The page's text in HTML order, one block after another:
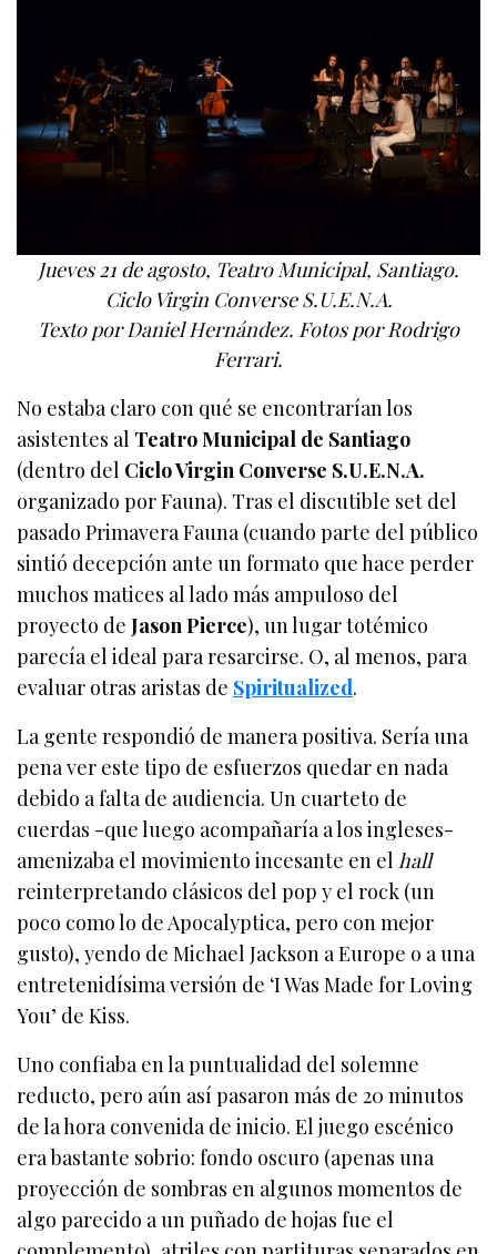
Jueves 21 de agosto, Teatro Municipal, Santiago.
Ciclo Virgin Converse S.U.E.N.A.
Texto por Daniel Hernández. Fotos por Rodrigo
Ferrari.
No estaba claro con qué se encontrarían los
asistentes al Teatro Municipal de Santiago
(dentro del Ciclo Virgin Converse S.U.E.N.A.
organizado por Fauna). Tras el discutible set del
pasado Primavera Fauna (cuando parte del público
sintió decepción ante un formato que hace perder
muchos matices al lado más ampuloso del
proyecto deJason Pierce), un lugar totémico
parecía el ideal para resarcirse. O, al menos, para
evaluar otras aristas de Spiritualized.
La gente respondió de manera positiva. Sería una
pena ver este tipo de esfuerzos quedar en nada
debido a falta de audiencia. Un cuarteto de
cuerdas -que luego acompañaría a los ingleses-
amenizaba el movimiento incesante en el hall
reinterpretando clásicos del pop y el rock (un
poco como lo de Apocalyptica, pero con mejor
gusto), yendo de Michael Jackson a Europe o a una
entretenidísima versión de ‘I Was Made for Loving
You’ de Kiss.
Uno confiaba en la puntualidad del solemne
reducto, pero aún así pasaron más de 20 minutos
de la hora convenida de inicio. El juego escénico
era bastante sobrio: fondo oscuro (apenas una
proyección de sombras en algunos momentos de
algo parecido a un puñado de hojas fue el